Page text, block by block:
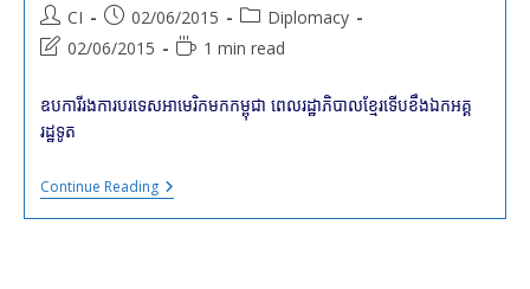
HUN
Sen
Post
author:
CI
Post
published:
02/06/2015
Post
category:
Diplomacy
Post
modified:
02/06/2015
Reading1 min read
ឧបការី​​រង​​ការ​បរទេស​​អាមេរិក​​មក​​កម្ពុជា​ ពេល​​រដ្ឋាភិបាល​​ខ្មែរ​​ទើប​​ខឹង​​ឯក​អគ្គ
រដ្ឋទូត​
Continue Reading#cambodia
:
US